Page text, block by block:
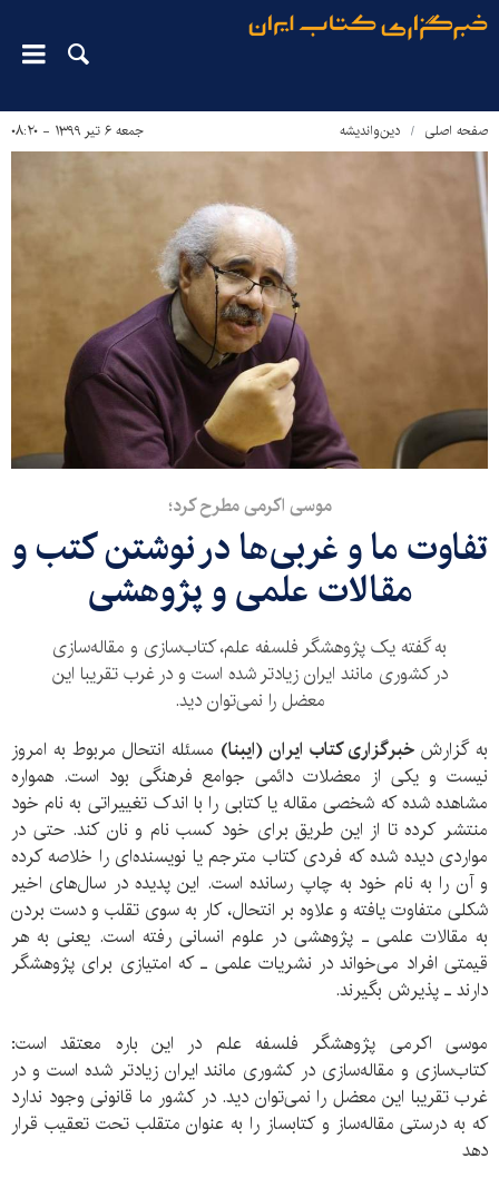
صفحه اصلی دین‌واندیشه جمعه ۶ تیر ۱۳۹۹ - ۰۸:۲۰
موسی اکرمی مطرح کرد؛
تفاوت ما و غربی‌ها در نوشتن کتب و
مقالات علمی و پژوهشی
به گفته یک پژوهشگر فلسفه علم، کتاب‌سازی و مقاله‌سازی
در کشوری مانند ایران زیادتر شده است و در غرب تقریبا این
معضل را نمی‌توان دید.
به گزارش خبرگزاری کتاب ایران (ایبنا) مسئله انتحال مربوط به امروز
نیست و یکی از معضلات دائمی جوامع فرهنگی بود است. همواره
مشاهده شده که شخصی مقاله یا کتابی را با اندک تغییراتی به نام خود
منتشر کرده تا از این طریق برای خود کسب نام و نان کند. حتی در
مواردی دیده شده که فردی کتاب مترجم یا نویسنده‌ای را خلاصه کرده
و آن را به نام خود به چاپ رسانده است. این پدیده در سال‌های اخیر
شکلی متفاوت یافته و علاوه بر انتحال، کار به سوی تقلب و دست بردن
به مقالات علمی ـ پژوهشی در علوم انسانی رفته است. یعنی به هر
قیمتی افراد می‌خواند در نشریات علمی ـ که امتیازی برای پژوهشگر
دارند ـ پذیرش بگیرند.
موسی اکرمی پژوهشگر فلسفه علم در این باره معتقد است:
کتاب‌سازی و مقاله‌سازی در کشوری مانند ایران زیادتر شده است و در
غرب تقریبا این معضل را نمی‌توان دید. در کشور ما قانونی وجود ندارد
که به درستی مقاله‌ساز و کتابساز را به عنوان متقلب تحت تعقیب قرار
دهد